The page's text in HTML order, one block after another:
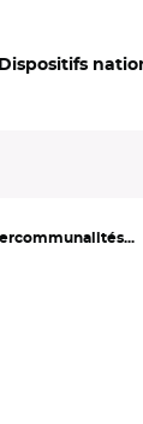
Dispositifs